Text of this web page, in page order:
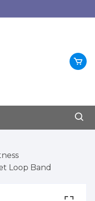
Loop Band